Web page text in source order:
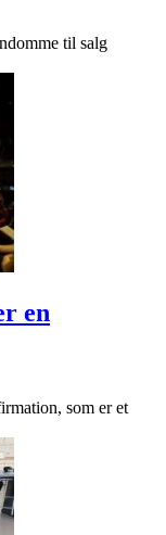
til salg
en
som er et